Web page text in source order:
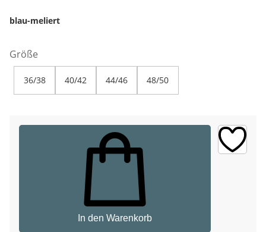
blau-meliert
Größe
36/38 40/42 44/46 48/50
In den Warenkorb